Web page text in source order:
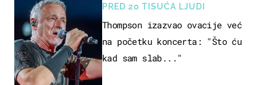
PRED 20 TISUĆA LJUDI
Thompson izazvao ovacije već
na početku koncerta: "Što ću
kad sam slab..."